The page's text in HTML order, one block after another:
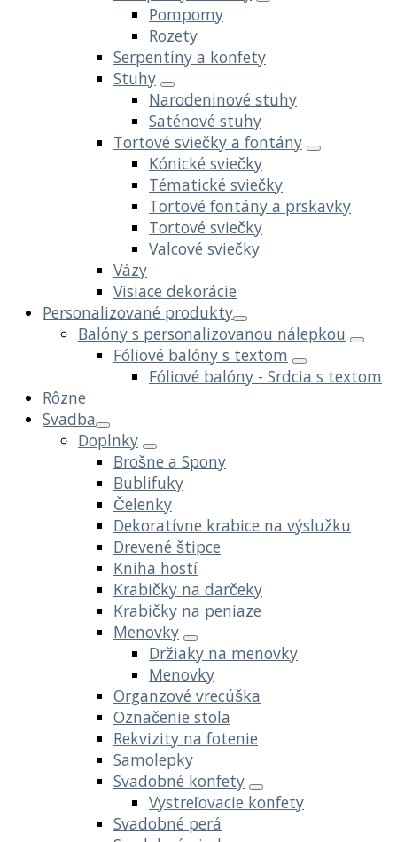
Pompomy
Rozety
Serpentíny a konfety
Stuhy
Narodeninové stuhy
Saténové stuhy
Tortové sviečky a fontány
Kónické sviečky
Tématické sviečky
Tortové fontány a prskavky
Tortové sviečky
Valcové sviečky
Vázy
Visiace dekorácie
Personalizované produkty
Balóny s personalizovanou nálepkou
Fóliové balóny s textom
Fóliové balóny - Srdcia s textom
Rôzne
Svadba
Doplnky
Brošne a Spony
Bublifuky
Čelenky
Dekoratívne krabice na výslužku
Drevené štipce
Kniha hostí
Krabičky na darčeky
Krabičky na peniaze
Menovky
Držiaky na menovky
Menovky
Organzové vrecúška
Označenie stola
Rekvizity na fotenie
Samolepky
Svadobné konfety
Vystreľovacie konfety
Svadobné perá